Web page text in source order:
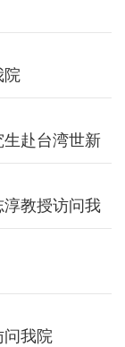
院
赴台湾世新
教授访问我
问我院